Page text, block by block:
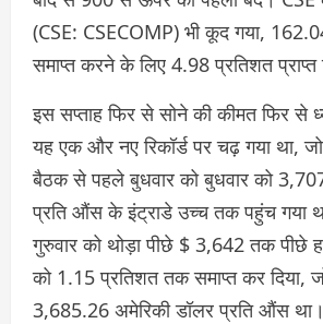
(CSE: CSECOMP) भी कूद गया,
समाप्त करने के लिए 4.98 प्रतिशत प्राप्त
इस सप्ताह फिर से सोने की कीमत फिर से
यह एक और नए रिकॉर्ड पर चढ़ गया था,
बैठक से पहले बुधवार को बुधवार को
प्रति औंस के इंट्राडे उच्च तक पहुंच गया
गुरुवार को थोड़ा पीछे $ 3,642 तक पीछे
को 1.15 प्रतिशत तक समाप्त कर दिया,
3,685.26 अमेरिकी डॉलर प्रति औंस था।